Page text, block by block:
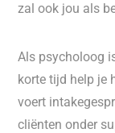
zal ook jou als
Als psycholoog
korte tijd help je
voert
cliënten onder